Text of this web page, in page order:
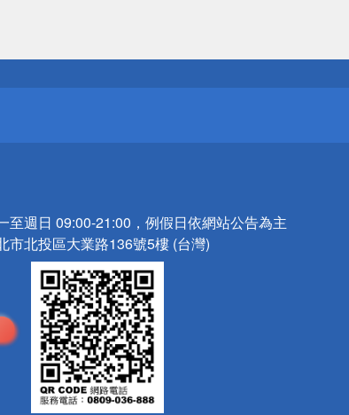
至週日 09:00-21:00，例假日依網站公告為主
市北投區大業路136號5樓 (台灣)